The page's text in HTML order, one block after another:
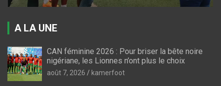
A LA UNE
CAN féminine 2026 : Pour briser la bête noire
nigériane, les Lionnes n’ont plus le choix
août 7, 2026 kamerfoot